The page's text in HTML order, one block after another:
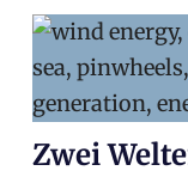
Inhalt
springen
Zwei